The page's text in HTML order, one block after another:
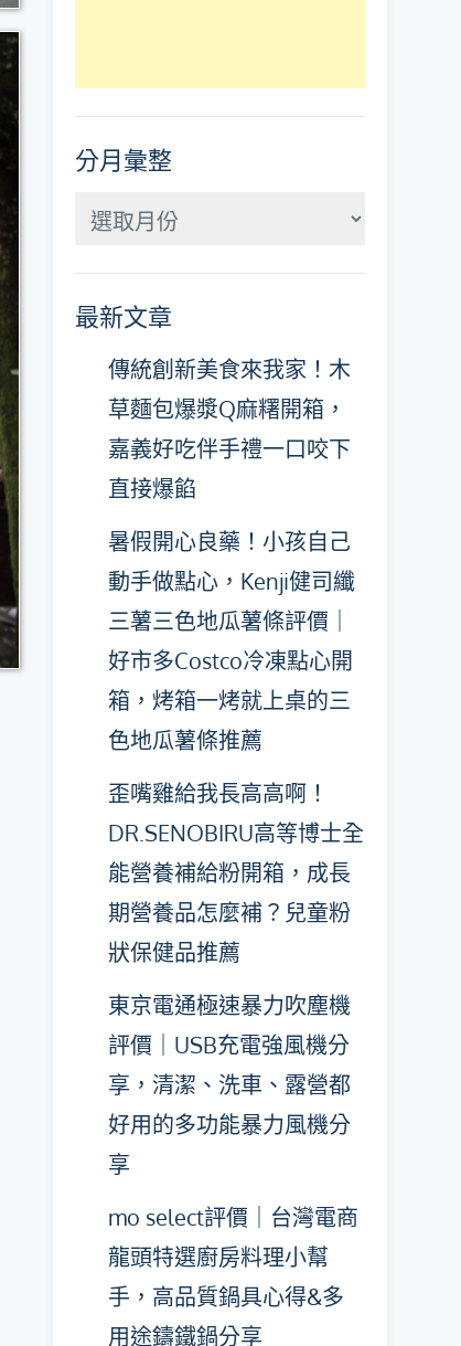
分月彙整
分
整
最新文章
傳統創新美食來我家！木
草麵包爆漿Q麻糬開箱，
嘉義好吃伴手禮一口咬下
直接爆餡
暑假開心良藥！小孩自己
動手做點心，Kenji健司纖
三薯三色地瓜薯條評價｜
好市多Costco冷凍點心開
箱，烤箱一烤就上桌的三
色地瓜薯條推薦
歪嘴雞給我長高高啊！
DR.SENOBIRU高等博士全
能營養補給粉開箱，成長
期營養品怎麼補？兒童粉
狀保健品推薦
東京電通極速暴力吹塵機
評價｜USB充電強風機分
享，清潔、洗車、露營都
好用的多功能暴力風機分
享
mo select評價｜台灣電商
龍頭特選廚房料理小幫
手，高品質鍋具心得&多
用途鑄鐵鍋分享